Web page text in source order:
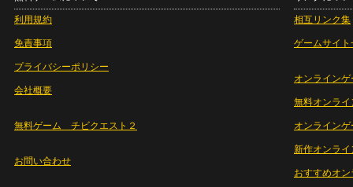
利用規約
免責事項
プライバシーポリシー
会社概要
無料ゲーム チビクエスト２
お問い合わせ
相互リンク集
ゲームサイト
オンラインゲ
無料オンライ
オンライン
新作オンライ
おすすめオ